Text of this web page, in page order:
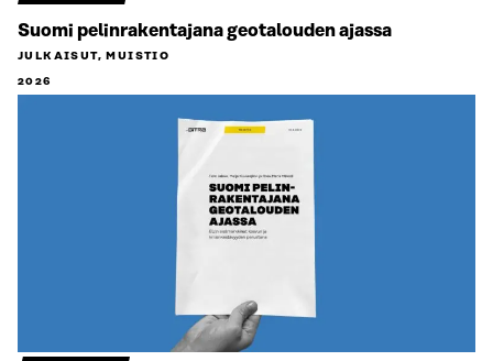
Suomi pelinrakentajana geotalouden ajassa
JULKAISUT, MUISTIO
2026